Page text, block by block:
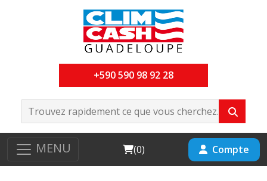
+590 590 98 92 28
MENU Cart
(0) Compte